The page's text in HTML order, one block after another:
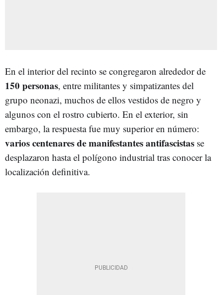
En el interior del recinto se congregaron alrededor de
150 personas, entre militantes y simpatizantes del
grupo neonazi, muchos de ellos vestidos de negro y
algunos con el rostro cubierto. En el exterior, sin
embargo, la respuesta fue muy superior en número:
varios centenares de manifestantes antifascistas se
desplazaron hasta el polígono industrial tras conocer la
localización definitiva.